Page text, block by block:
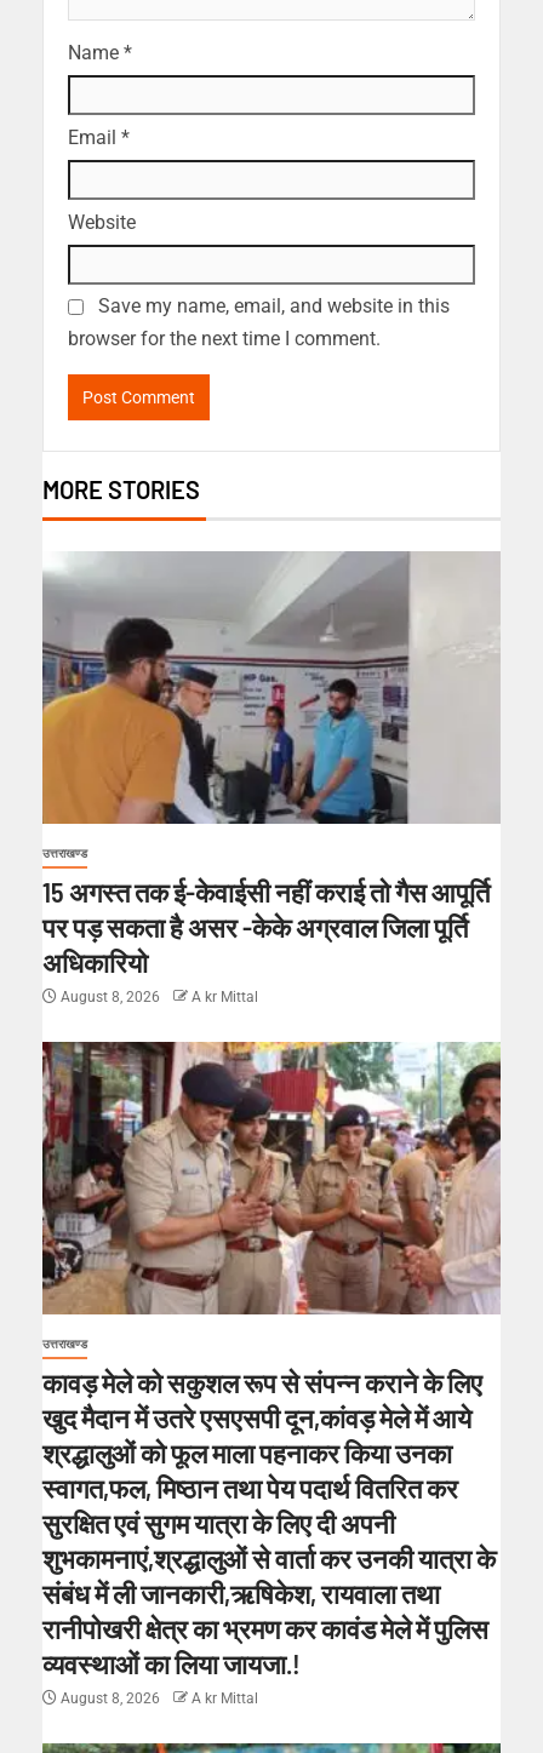
Name *
Email *
Website
Save my name, email, and website in this
browser for the next time I comment.
MORE STORIES
उत्तराखण्ड
15 अगस्त तक ई-केवाईसी नहीं कराई तो गैस आपूर्ति
पर पड़ सकता है असर -केके अग्रवाल जिला पूर्ति
अधिकारियो
August 8, 2026 A kr Mittal
उत्तराखण्ड
कावड़ मेले को सकुशल रूप से संपन्न कराने के लिए
खुद मैदान में उतरे एसएसपी दून,कांवड़ मेले में आये
श्रद्धालुओं को फूल माला पहनाकर किया उनका
स्वागत,फल, मिष्ठान तथा पेय पदार्थ वितरित कर
सुरक्षित एवं सुगम यात्रा के लिए दी अपनी
शुभकामनाएं,श्रद्धालुओं से वार्ता कर उनकी यात्रा के
संबंध में ली जानकारी,ऋषिकेश, रायवाला तथा
रानीपोखरी क्षेत्र का भ्रमण कर कावंड मेले में पुलिस
व्यवस्थाओं का लिया जायजा.!
August 8, 2026 A kr Mittal